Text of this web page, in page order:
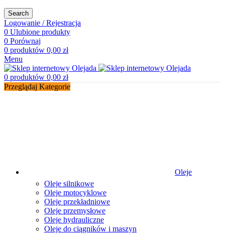
Search
Logowanie / Rejestracja
0 Ulubione produkty
0 Porównaj
0 produktów 0,00 zł
Menu
0 produktów 0,00 zł
Przeglądaj Kategorie
Oleje
Oleje silnikowe
Oleje motocyklowe
Oleje przekładniowe
Oleje przemysłowe
Oleje hydrauliczne
Oleje do ciągników i maszyn